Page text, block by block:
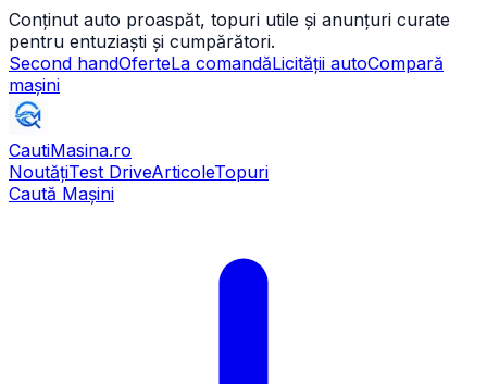
Conținut auto proaspăt, topuri utile și anunțuri curate
pentru entuziaști și cumpărători.
Second handOferteLa comandăLicității autoCompară
mașini
CautiMasina.ro
NoutățiTest DriveArticoleTopuri
Caută Mașini